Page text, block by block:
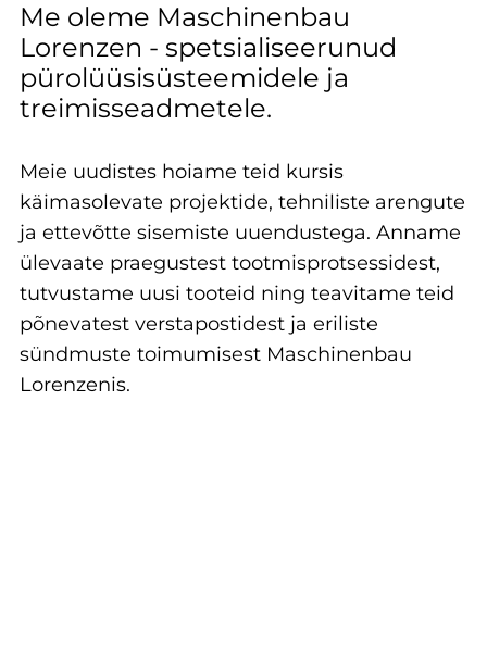
Me oleme Maschinenbau
Lorenzen - spetsialiseerunud
pürolüüsisüsteemidele ja
treimisseadmetele.
Meie uudistes hoiame teid kursis
käimasolevate projektide, tehniliste arengute
ja ettevõtte sisemiste uuendustega. Anname
ülevaate praegustest tootmisprotsessidest,
tutvustame uusi tooteid ning teavitame teid
põnevatest verstapostidest ja eriliste
sündmuste toimumisest Maschinenbau
Lorenzenis.